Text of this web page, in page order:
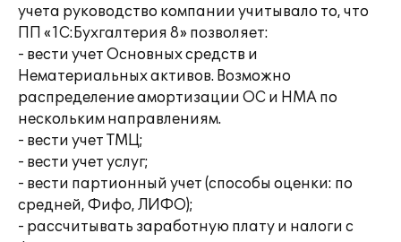
учета руководство компании учитывало то, что
ПП «1С:Бухгалтерия 8» позволяет:
- вести учет Основных средств и
Нематериальных активов. Возможно
распределение амортизации ОС и НМА по
нескольким направлениям.
- вести учет ТМЦ;
- вести учет услуг;
- вести партионный учет (способы оценки: по
средней, Фифо, ЛИФО);
- рассчитывать заработную плату и налоги с